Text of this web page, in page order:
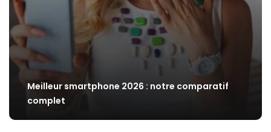
Meilleur smartphone 2026 : notre comparatif
complet